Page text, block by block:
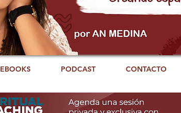
EBOOKS PODCAST CONTACTO